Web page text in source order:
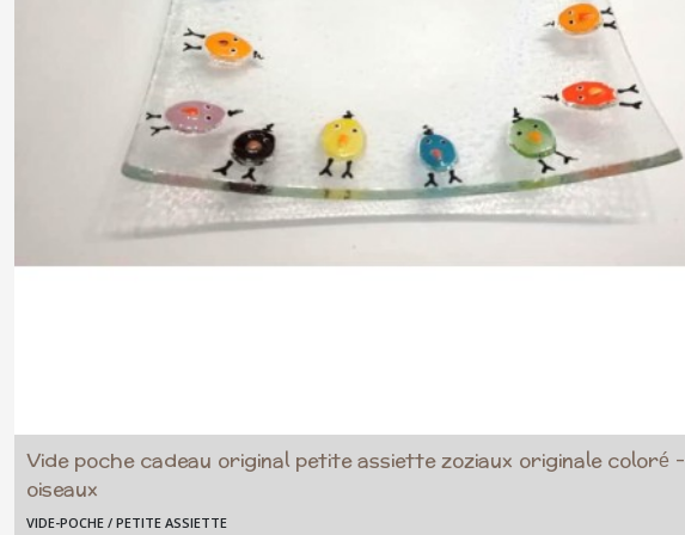
Vide poche cadeau original petite assiette zoziaux originale coloré -
oiseaux
VIDE-POCHE / PETITE ASSIETTE